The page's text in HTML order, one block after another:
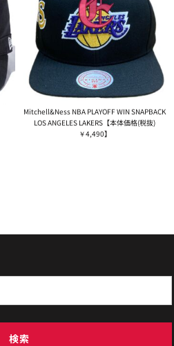
Mitchell&Ness NBA PLAYOFF WIN SNAPBACK
LOS ANGELES LAKERS【本体価格(税抜)
￥4,490】
検索